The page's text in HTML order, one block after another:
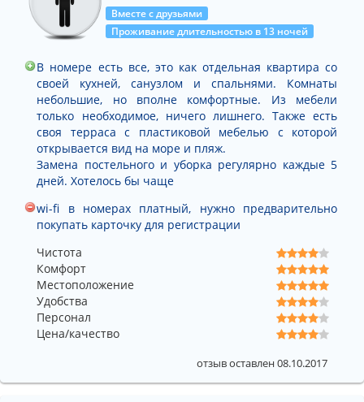
Вместе с друзьями
Проживание длительностью в 13 ночей
В номере есть все, это как отдельная квартира со
своей кухней, санузлом и спальнями. Комнаты
небольшие, но вполне комфортные. Из мебели
только необходимое, ничего лишнего. Также есть
своя терраса с пластиковой мебелью с которой
открывается вид на море и пляж.
Замена постельного и уборка регулярно каждые 5
дней. Хотелось бы чаще
wi-fi в номерах платный, нужно предварительно
покупать карточку для регистрации
Чистота
Комфорт
Местоположение
Удобства
Персонал
Цена/качество
отзыв оставлен 08.10.2017